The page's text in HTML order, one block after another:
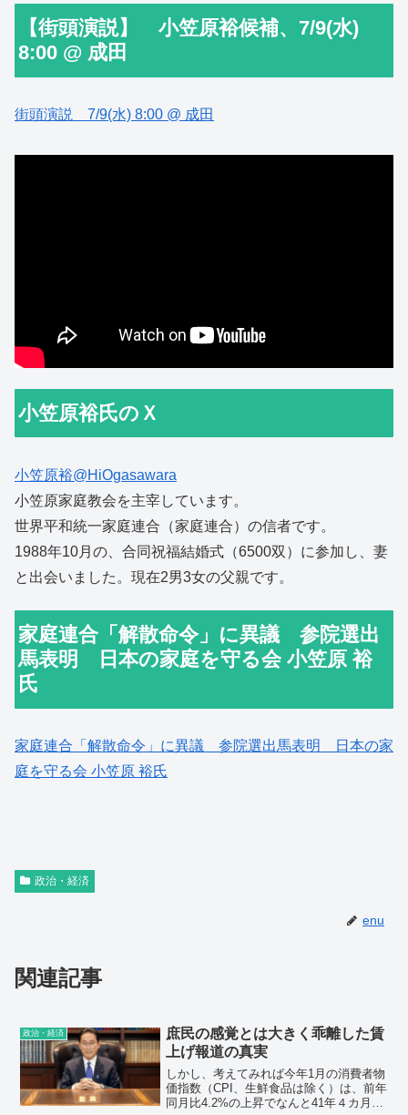
【街頭演説】 小笠原裕候補、7/9(水)
8:00 @ 成田
街頭演説 7/9(水) 8:00 @ 成田
小笠原裕氏のＸ
小笠原裕@HiOgasawara
小笠原家庭教会を主宰しています。
世界平和統一家庭連合（家庭連合）の信者です。
1988年10月の、合同祝福結婚式（6500双）に参加し、妻
と出会いました。現在2男3女の父親です。
家庭連合「解散命令」に異議 参院選出
馬表明 日本の家庭を守る会 小笠原 裕
氏
家庭連合「解散命令」に異議 参院選出馬表明 日本の家
庭を守る会 小笠原 裕氏
政治・経済
enu
関連記事
政治・経済
庶民の感覚とは大きく乖離した賃
上げ報道の真実
しかし、考えてみれば今年1月の消費者物
価指数（CPI、生鮮食品は除く）は、前年
同月比4.2%の上昇でなんと41年４カ月ぶ